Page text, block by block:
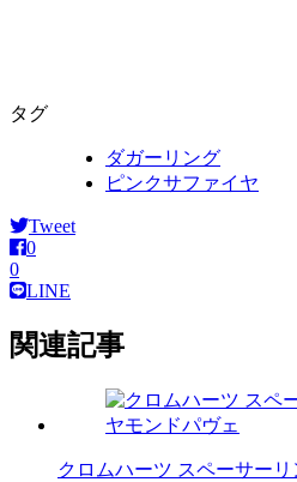
タグ
ダガーリング
ピンクサファイヤ
Tweet
0
0
LINE
関連記事
クロムハーツ スペーサー